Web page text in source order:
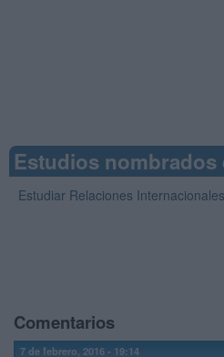
Estudios nombrados
Estudiar Relaciones Internacionales
Comentarios
7 de febrero, 2016 - 19:14